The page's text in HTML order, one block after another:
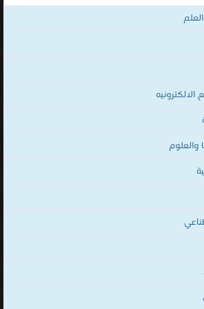
تحميل كتب في كتب أوتوكاد مجانا
الميكانيكية